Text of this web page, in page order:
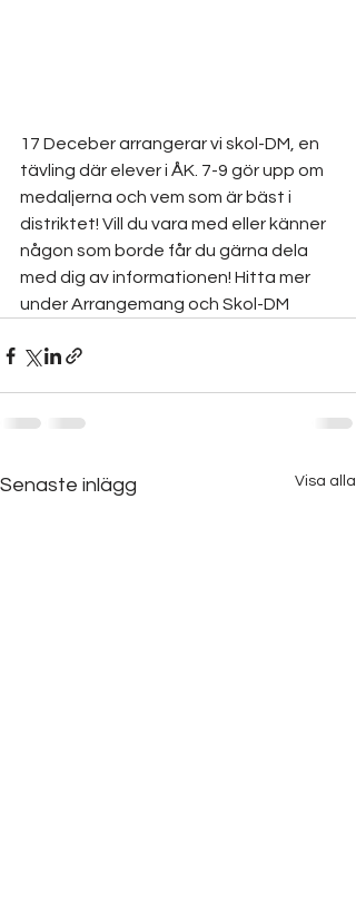
17 Deceber arrangerar vi skol-DM, en
tävling där elever i ÅK. 7-9 gör upp om
medaljerna och vem som är bäst i
distriktet! Vill du vara med eller känner
någon som borde får du gärna dela
med dig av informationen! Hitta mer
under Arrangemang och Skol-DM
Senaste inlägg Visa alla